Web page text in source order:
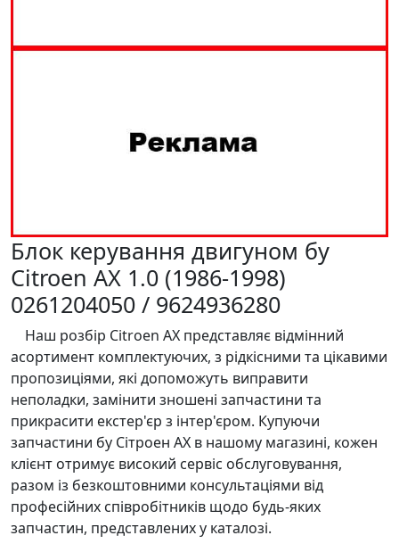
Блок керування двигуном бу
Citroen AX 1.0 (1986-1998)
0261204050 / 9624936280
Наш розбір Citroen AX представляє відмінний
асортимент комплектуючих, з рідкісними та цікавими
пропозиціями, які допоможуть виправити
неполадки, замінити зношені запчастини та
прикрасити екстер'єр з інтер'єром. Купуючи
запчастини бу Сітроен AХ в нашому магазині, кожен
клієнт отримує високий сервіс обслуговування,
разом із безкоштовними консультаціями від
професійних співробітників щодо будь-яких
запчастин, представлених у каталозі.